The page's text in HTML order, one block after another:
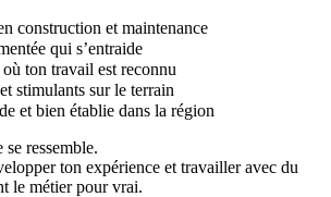
construction et maintenance
qui s’entraide
ton travail est reconnu
stimulants sur le terrain
et bien établie dans la région
ressemble.
ton expérience et travailler avec du
le métier pour vrai.